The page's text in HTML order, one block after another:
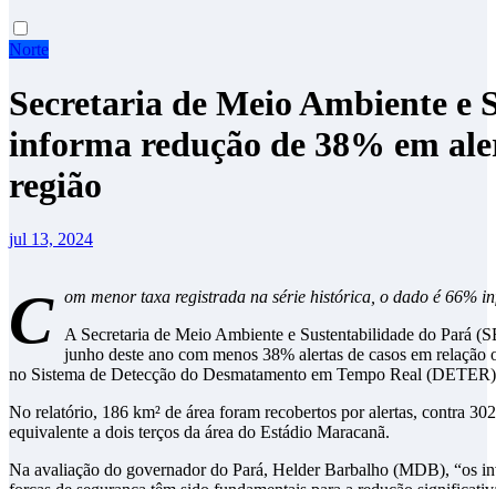
Norte
Secretaria de Meio Ambiente e
informa redução de 38% em
região
jul 13, 2024
C om menor taxa registrada na série histórica, o dado é 66%
A Secretaria de Meio Ambiente e Sustentabilidade do Pará
junho deste ano com menos 38% alertas de casos em
no Sistema de Detecção do Desmatamento em Tempo Real
No relatório, 186 km² de área foram recobertos por alertas, contra
equivalente a dois terços da área do Estádio Maracanã.
Na avaliação do governador do Pará, Helder Barbalho (MDB), “os